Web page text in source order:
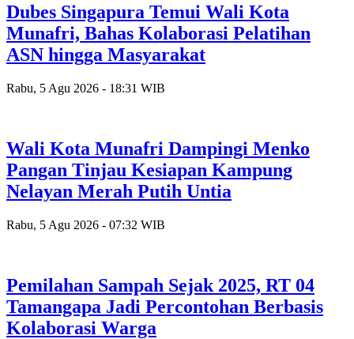
Dubes Singapura Temui Wali Kota
Munafri, Bahas Kolaborasi Pelatihan
ASN hingga Masyarakat
Rabu, 5 Agu 2026 - 18:31 WIB
Wali Kota Munafri Dampingi Menko
Pangan Tinjau Kesiapan Kampung
Nelayan Merah Putih Untia
Rabu, 5 Agu 2026 - 07:32 WIB
Pemilahan Sampah Sejak 2025, RT 04
Tamangapa Jadi Percontohan Berbasis
Kolaborasi Warga